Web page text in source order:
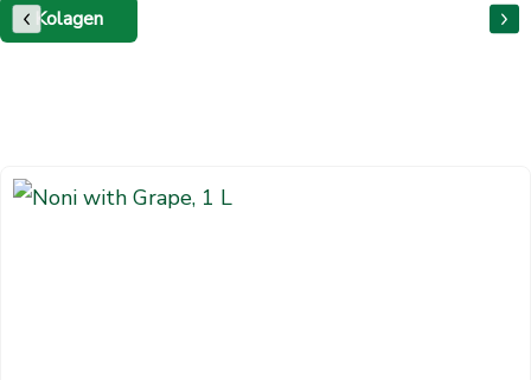
Kolagen